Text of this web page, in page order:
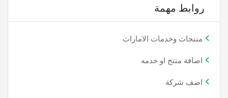
روابط مهمة
منتجات وخدمات الامارات
اضافة منتج او خدمه
اضف شركة